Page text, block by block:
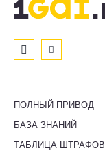
ПОЛНЫЙ ПРИВОД
БАЗА ЗНАНИЙ
ТАБЛИЦА ШТРАФОВ